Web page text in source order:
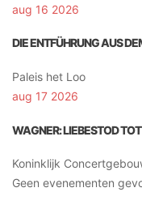
aug 16 2026
DIE ENTFÜHRUNG AUS
Paleis het Loo
aug 17 2026
WAGNER: LIEBESTOD
Koninklijk
Geen evenementen